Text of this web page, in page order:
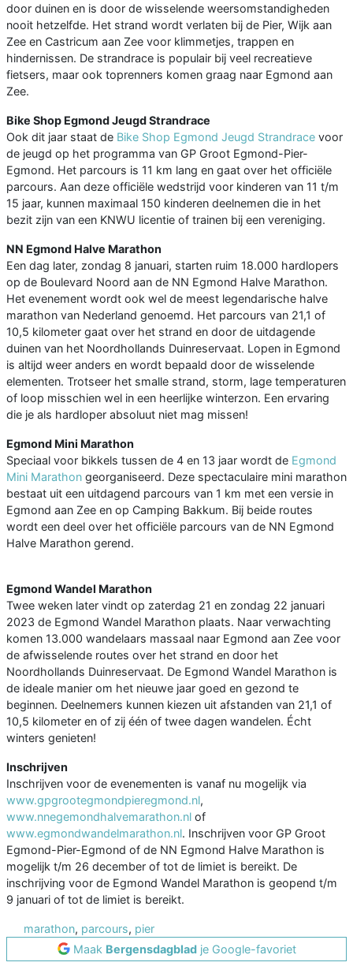
door duinen en is door de wisselende weersomstandigheden
nooit hetzelfde. Het strand wordt verlaten bij de Pier, Wijk aan
Zee en Castricum aan Zee voor klimmetjes, trappen en
hindernissen. De strandrace is populair bij veel recreatieve
fietsers, maar ook toprenners komen graag naar Egmond aan
Zee.
Bike Shop Egmond Jeugd Strandrace
Ook dit jaar staat de Bike Shop Egmond Jeugd Strandrace voor
de jeugd op het programma van GP Groot Egmond-Pier-
Egmond. Het parcours is 11 km lang en gaat over het officiële
parcours. Aan deze officiële wedstrijd voor kinderen van 11 t/m
15 jaar, kunnen maximaal 150 kinderen deelnemen die in het
bezit zijn van een KNWU licentie of trainen bij een vereniging.
NN Egmond Halve Marathon
Een dag later, zondag 8 januari, starten ruim 18.000 hardlopers
op de Boulevard Noord aan de NN Egmond Halve Marathon.
Het evenement wordt ook wel de meest legendarische halve
marathon van Nederland genoemd. Het parcours van 21,1 of
10,5 kilometer gaat over het strand en door de uitdagende
duinen van het Noordhollands Duinreservaat. Lopen in Egmond
is altijd weer anders en wordt bepaald door de wisselende
elementen. Trotseer het smalle strand, storm, lage temperaturen
of loop misschien wel in een heerlijke winterzon. Een ervaring
die je als hardloper absoluut niet mag missen!
Egmond Mini Marathon
Speciaal voor bikkels tussen de 4 en 13 jaar wordt de Egmond
Mini Marathon georganiseerd. Deze spectaculaire mini marathon
bestaat uit een uitdagend parcours van 1 km met een versie in
Egmond aan Zee en op Camping Bakkum. Bij beide routes
wordt een deel over het officiële parcours van de NN Egmond
Halve Marathon gerend.
Egmond Wandel Marathon
Twee weken later vindt op zaterdag 21 en zondag 22 januari
2023 de Egmond Wandel Marathon plaats. Naar verwachting
komen 13.000 wandelaars massaal naar Egmond aan Zee voor
de afwisselende routes over het strand en door het
Noordhollands Duinreservaat. De Egmond Wandel Marathon is
de ideale manier om het nieuwe jaar goed en gezond te
beginnen. Deelnemers kunnen kiezen uit afstanden van 21,1 of
10,5 kilometer en of zij één of twee dagen wandelen. Écht
winters genieten!
Inschrijven
Inschrijven voor de evenementen is vanaf nu mogelijk via
www.gpgrootegmondpieregmond.nl,
www.nnegemondhalvemarathon.nl of
www.egmondwandelmarathon.nl. Inschrijven voor GP Groot
Egmond-Pier-Egmond of de NN Egmond Halve Marathon is
mogelijk t/m 26 december of tot de limiet is bereikt. De
inschrijving voor de Egmond Wandel Marathon is geopend t/m
9 januari of tot de limiet is bereikt.
marathon, parcours, pier
Maak Bergensdagbladje Google-favoriet